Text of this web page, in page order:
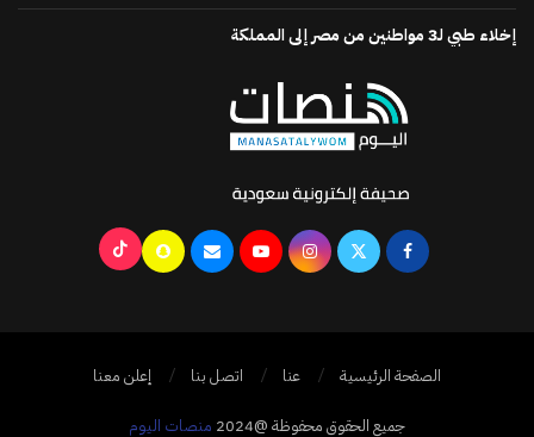
إخلاء طبي لـ3 مواطنين من مصر إلى المملكة
الصفحة الرئيسية عنا اتصل بنا إعلن معنا
جميع الحقوق محفوظة @2024 منصات اليوم